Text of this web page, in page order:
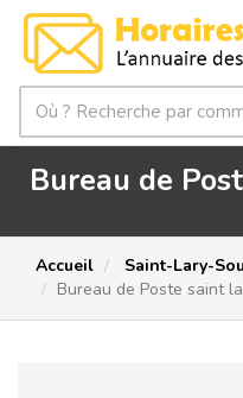
Bureau de
Accueil
Saint-Lary-
Bureau de Poste saint